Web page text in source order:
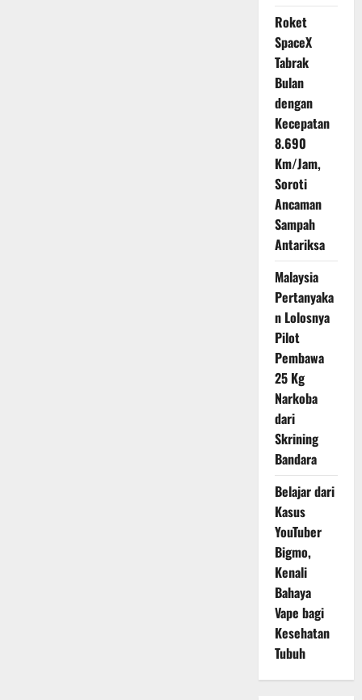
Roket
SpaceX
Tabrak
Bulan
dengan
Kecepatan
8.690
Km/Jam,
Soroti
Ancaman
Sampah
Antariksa
Malaysia
Pertanyaka
n Lolosnya
Pilot
Pembawa
25 Kg
Narkoba
dari
Skrining
Bandara
Belajar dari
Kasus
YouTuber
Bigmo,
Kenali
Bahaya
Vape bagi
Kesehatan
Tubuh